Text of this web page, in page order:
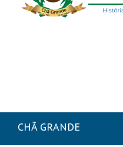
CHÃ GRANDE